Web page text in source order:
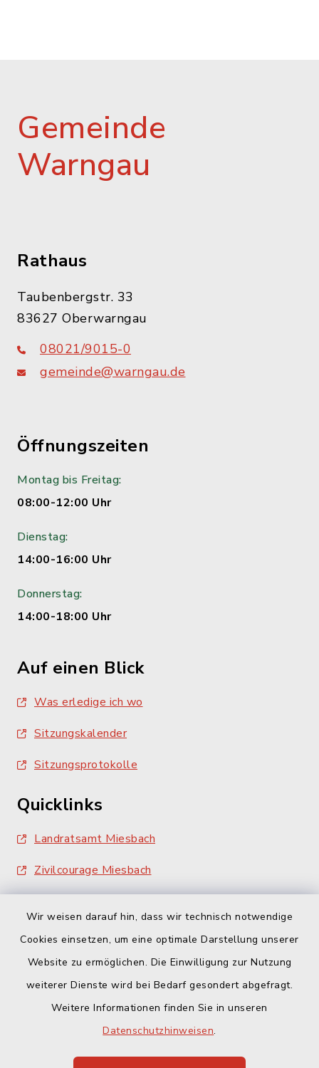
Wir weisen darauf hin, dass wir technisch notwendige
Cookies einsetzen, um eine optimale Darstellung unserer
Website zu ermöglichen. Die Einwilligung zur Nutzung
weiterer Dienste wird bei Bedarf gesondert abgefragt.
Weitere Informationen finden Sie in unseren
Datenschutzhinweisen.
Gemeinde
Warngau
Rathaus
Taubenbergstr. 33
83627 Oberwarngau
08021/9015-0
gemeinde@warngau.de
Öffnungszeiten
Montag bis Freitag:
08:00-12:00 Uhr
Dienstag:
14:00-16:00 Uhr
Donnerstag:
14:00-18:00 Uhr
Auf einen Blick
Was erledige ich wo
Sitzungskalender
Sitzungsprotokolle
Quicklinks
Landratsamt Miesbach
Zivilcourage Miesbach
Barrierefreiheit